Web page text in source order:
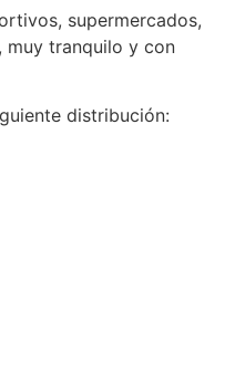
supermercados,
muy tranquilo y con
distribución: